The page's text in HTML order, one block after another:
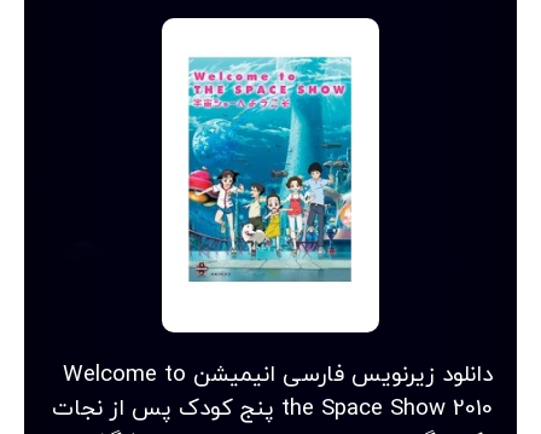
دانلود زیرنویس فارسی انیمیشن Welcome to
the Space Show 2010 پنج کودک پس از نجات